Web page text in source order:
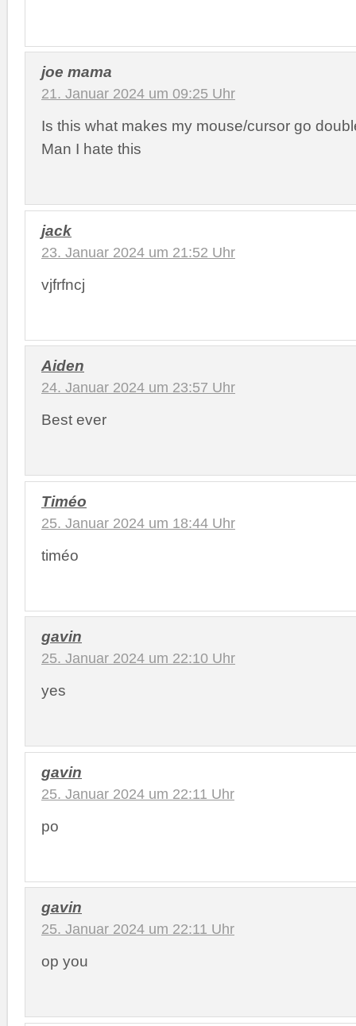
joe mama
21. Januar 2024 um 09:25 Uhr
Is this what makes my mouse/cursor go
Man I hate this
jack
23. Januar 2024 um 21:52 Uhr
vjfrfncj
Aiden
24. Januar 2024 um 23:57 Uhr
Best ever
Timéo
25. Januar 2024 um 18:44 Uhr
timéo
gavin
25. Januar 2024 um 22:10 Uhr
yes
gavin
25. Januar 2024 um 22:11 Uhr
po
gavin
25. Januar 2024 um 22:11 Uhr
op you